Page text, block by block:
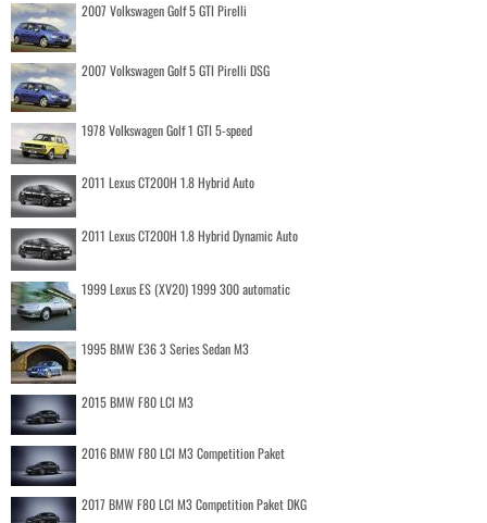
2007 Volkswagen Golf 5 GTI Pirelli
2007 Volkswagen Golf 5 GTI Pirelli DSG
1978 Volkswagen Golf 1 GTI 5-speed
2011 Lexus CT200H 1.8 Hybrid Auto
2011 Lexus CT200H 1.8 Hybrid Dynamic Auto
1999 Lexus ES (XV20) 1999 300 automatic
1995 BMW E36 3 Series Sedan M3
2015 BMW F80 LCI M3
2016 BMW F80 LCI M3 Competition Paket
2017 BMW F80 LCI M3 Competition Paket DKG